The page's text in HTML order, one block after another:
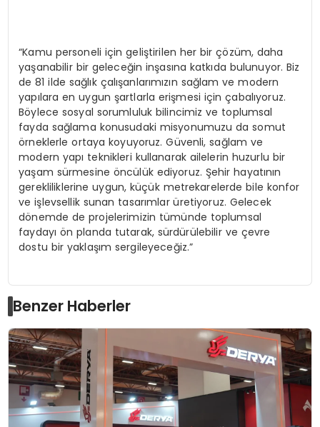
“Kamu personeli için geliştirilen her bir çözüm, daha
yaşanabilir bir geleceğin inşasına katkıda bulunuyor. Biz
de 81 ilde sağlık çalışanlarımızın sağlam ve modern
yapılara en uygun şartlarla erişmesi için çabalıyoruz.
Böylece sosyal sorumluluk bilincimiz ve toplumsal
fayda sağlama konusudaki misyonumuzu da somut
örneklerle ortaya koyuyoruz. Güvenli, sağlam ve
modern yapı teknikleri kullanarak ailelerin huzurlu bir
yaşam sürmesine öncülük ediyoruz. Şehir hayatının
gerekliliklerine uygun, küçük metrekarelerde bile konfor
ve işlevsellik sunan tasarımlar üretiyoruz. Gelecek
dönemde de projelerimizin tümünde toplumsal
faydayı ön planda tutarak, sürdürülebilir ve çevre
dostu bir yaklaşım sergileyeceğiz.”
Benzer Haberler